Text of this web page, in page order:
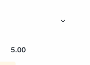
5.00